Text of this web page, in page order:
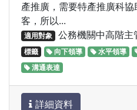
產推廣，需要特產推廣科
客，所以...
適用對象 公務機關中高階主
標籤 向下領導 水平領導
溝通表達
詳細資料